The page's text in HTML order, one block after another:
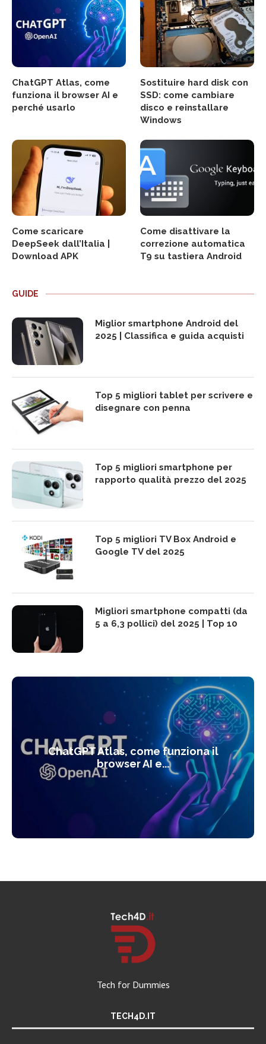
ChatGPT Atlas, come
funziona il browser AI e
perché usarlo
Sostituire hard disk con
SSD: come cambiare
disco e reinstallare
Windows
Come scaricare
DeepSeek dall’Italia |
Download APK
Come disattivare la
correzione automatica
T9 su tastiera Android
GUIDE
Miglior smartphone Android del
2025 | Classifica e guida acquisti
Top 5 migliori tablet per scrivere e
disegnare con penna
Top 5 migliori smartphone per
rapporto qualità prezzo del 2025
Top 5 migliori TV Box Android e
Google TV del 2025
Migliori smartphone compatti (da
5 a 6,3 pollici) del 2025 | Top 10
ChatGPT Atlas, come funziona il
browser AI e...
Tech for Dummies
TECH4D.IT